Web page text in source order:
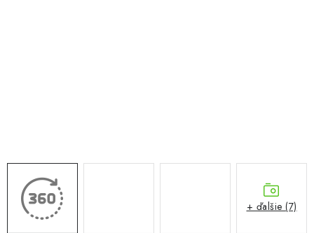
+ ďalšie (7)